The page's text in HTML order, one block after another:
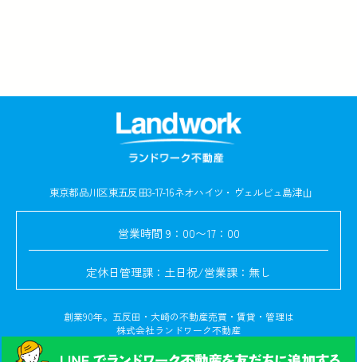
東京都品川区東五反田3-17-16ネオハイツ・ヴェルビュ島津山
営業時間 9：00〜17：00
定休日管理課：土日祝/営業課：無し
創業90年。五反田・大崎の不動産売買・賃貸・管理は
株式会社ランドワーク不動産
© Copyright 2024. All rights reserved.